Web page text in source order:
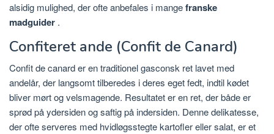
alsidig mulighed, der ofte anbefales i mangefranske
madguider .
Confiteret ande (Confit de Canard)
Confit de canard er en traditionel gasconsk ret lavet med
andelår, der langsomt tilberedes i deres eget fedt, indtil kødet
bliver mørt og velsmagende. Resultatet er en ret, der både er
sprød på ydersiden og saftig på indersiden. Denne delikatesse,
der ofte serveres med hvidløgsstegte kartofler eller salat, er et